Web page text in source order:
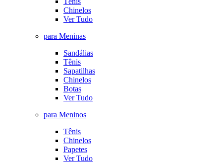
Chinelos
Ver Tudo
para Meninas
Sandálias
Tênis
Sapatilhas
Chinelos
Botas
Ver Tudo
para Meninos
Tênis
Chinelos
Papetes
Ver Tudo